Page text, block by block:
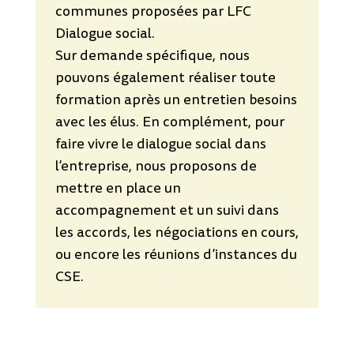
communes proposées par LFC
Dialogue social.
Sur demande spécifique, nous
pouvons également réaliser toute
formation après un entretien besoins
avec les élus. En complément, pour
faire vivre le dialogue social dans
l’entreprise, nous proposons de
mettre en place un
accompagnement et un suivi dans
les accords, les négociations en cours,
ou encore les réunions d’instances du
CSE.